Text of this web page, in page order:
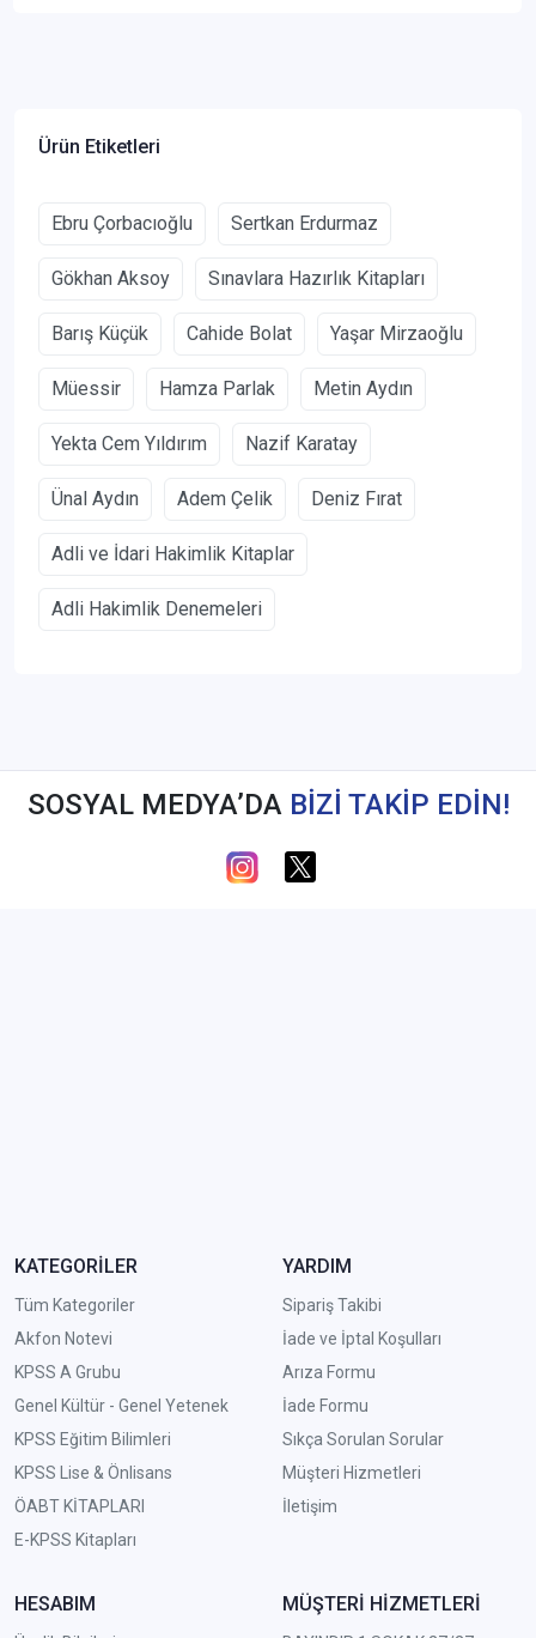
Ürün Etiketleri
Ebru Çorbacıoğlu Sertkan Erdurmaz
Gökhan Aksoy Sınavlara Hazırlık Kitapları
Barış Küçük Cahide Bolat Yaşar Mirzaoğlu
Müessir Hamza Parlak Metin Aydın
Yekta Cem Yıldırım Nazif Karatay
Ünal Aydın Adem Çelik Deniz Fırat
Adli ve İdari Hakimlik Kitaplar
Adli Hakimlik Denemeleri
SOSYAL MEDYA’DA BİZİ TAKİP EDİN!
KATEGORİLER
Tüm Kategoriler
Akfon Notevi
KPSS A Grubu
Genel Kültür - Genel Yetenek
KPSS Eğitim Bilimleri
KPSS Lise & Önlisans
ÖABT KİTAPLARI
E-KPSS Kitapları
YARDIM
Sipariş Takibi
İade ve İptal Koşulları
Arıza Formu
İade Formu
Sıkça Sorulan Sorular
Müşteri Hizmetleri
İletişim
HESABIM MÜŞTERİ HİZMETLERİ